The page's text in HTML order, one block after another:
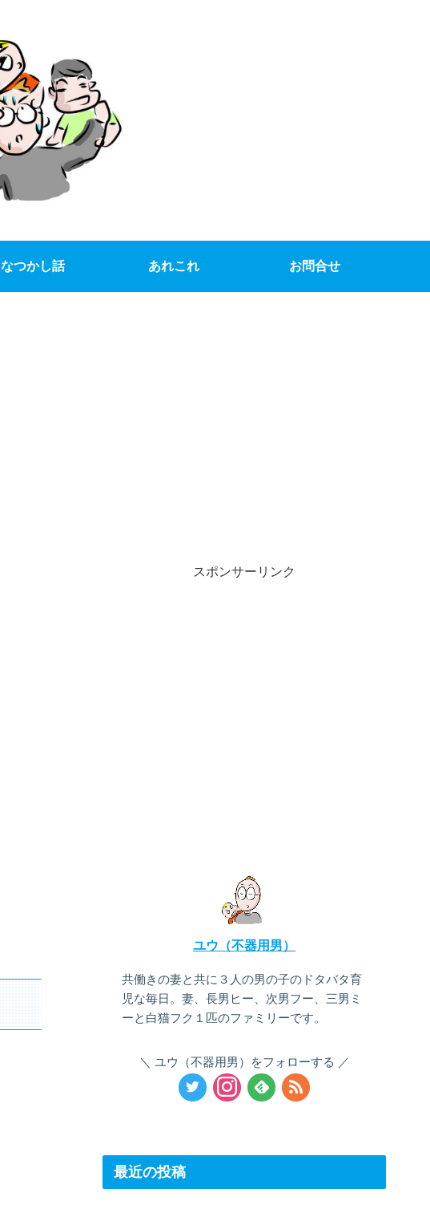
なつかし話 あれこれ お問合せ
スポンサーリンク
ユウ（不器用男）
共働きの妻と共に３人の男の子のドタバタ育
児な毎日。妻、長男ヒー、次男フー、三男ミ
ーと白猫フク１匹のファミリーです。
ユウ（不器用男）をフォローする
最近の投稿